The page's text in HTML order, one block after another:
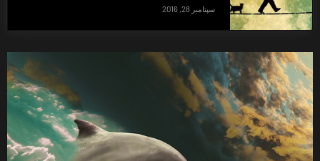
سپتامبر 28, 2016